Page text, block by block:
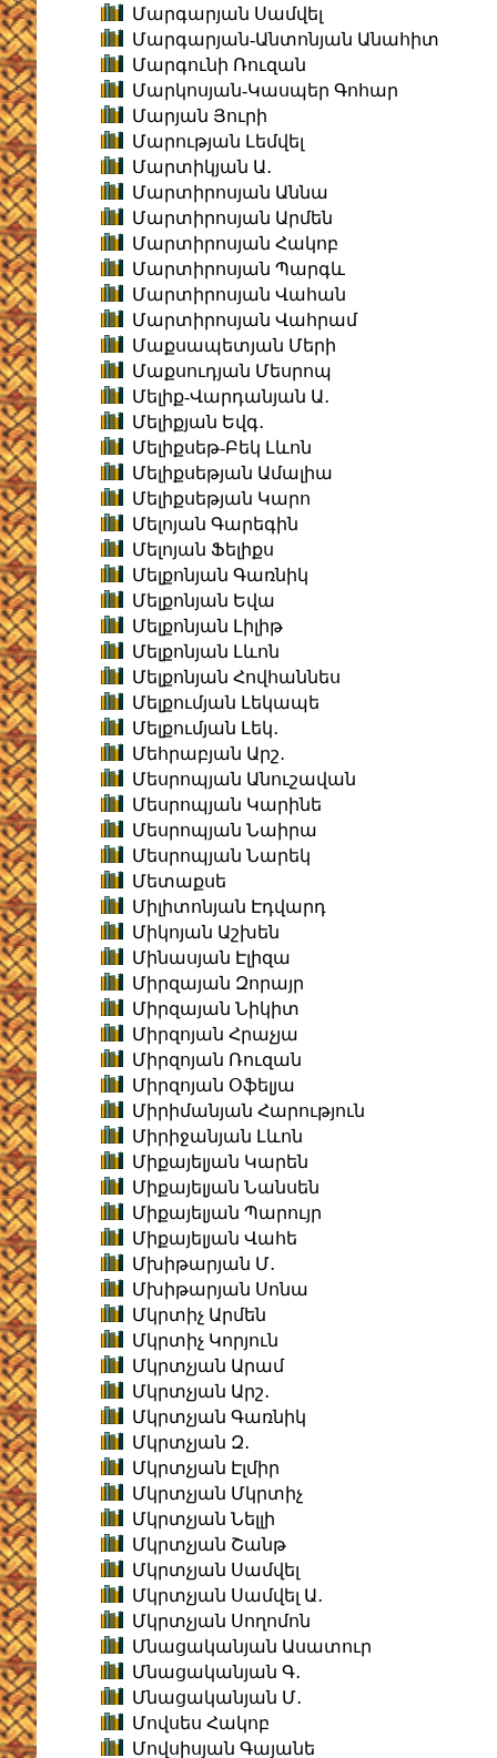
Մարգարյան Սամվել
Մարգարյան-Անտոնյան Անահիտ
Մարգունի Ռուզան
Մարկոսյան-Կասպեր Գոհար
Մարյան Յուրի
Մարության Լեմվել
Մարտիկյան Ա․
Մարտիրոսյան Աննա
Մարտիրոսյան Արմեն
Մարտիրոսյան Հակոբ
Մարտիրոսյան Պարգև
Մարտիրոսյան Վահան
Մարտիրոսյան Վահրամ
Մաքսապետյան Մերի
Մաքսուդյան Մեսրոպ
Մելիք-Վարդանյան Ա․
Մելիքյան Եվգ․
Մելիքսեթ-Բեկ Լևոն
Մելիքսեթյան Ամալիա
Մելիքսեթյան Կարո
Մելոյան Գարեգին
Մելոյան Ֆելիքս
Մելքոնյան Գառնիկ
Մելքոնյան Եվա
Մելքոնյան Լիլիթ
Մելքոնյան Լևոն
Մելքոնյան Հովհաննես
Մելքումյան Լեկապե
Մելքումյան Լեկ․
Մեհրաբյան Արշ․
Մեսրոպյան Անուշավան
Մեսրոպյան Կարինե
Մեսրոպյան Նաիրա
Մեսրոպյան Նարեկ
Մետաքսե
Միլիտոնյան Էդվարդ
Միկոյան Աշխեն
Մինասյան Էլիզա
Միրզայան Զորայր
Միրզայան Նիկիտ
Միրզոյան Հրաչյա
Միրզոյան Ռուզան
Միրզոյան Օֆելյա
Միրիմանյան Հարություն
Միրիջանյան Լևոն
Միքայելյան Կարեն
Միքայելյան Նանսեն
Միքայելյան Պարույր
Միքայելյան Վահե
Մխիթարյան Մ․
Մխիթարյան Սոնա
Մկրտիչ Արմեն
Մկրտիչ Կորյուն
Մկրտչյան Արամ
Մկրտչյան Արշ․
Մկրտչյան Գառնիկ
Մկրտչյան Զ․
Մկրտչյան Էլմիր
Մկրտչյան Մկրտիչ
Մկրտչյան Նելլի
Մկրտչյան Շանթ
Մկրտչյան Սամվել
Մկրտչյան Սամվել Ա․
Մկրտչյան Սողոմոն
Մնացականյան Ասատուր
Մնացականյան Գ․
Մնացականյան Մ․
Մովսես Հակոբ
Մովսիսյան Գայանե